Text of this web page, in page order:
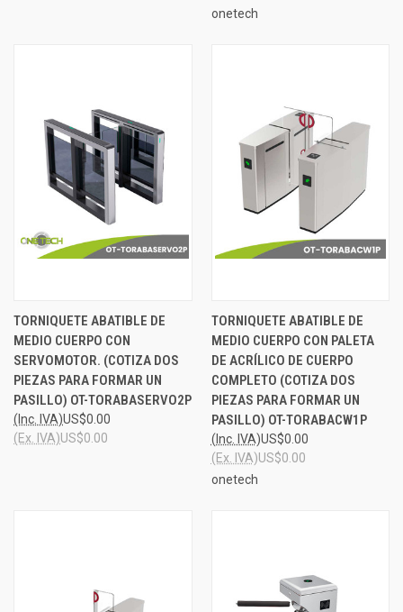
onetech
TORNIQUETE ABATIBLE DE
MEDIO CUERPO CON
SERVOMOTOR. (COTIZA DOS
PIEZAS PARA FORMAR UN
PASILLO) OT-TORABASERVO2P
US$0.00
(Inc. IVA)
US$0.00
(Ex. IVA)
TORNIQUETE ABATIBLE DE
MEDIO CUERPO CON PALETA
DE ACRÍLICO DE CUERPO
COMPLETO (COTIZA DOS
PIEZAS PARA FORMAR UN
PASILLO) OT-TORABACW1P
US$0.00
(Inc. IVA)
US$0.00
(Ex. IVA)
onetech